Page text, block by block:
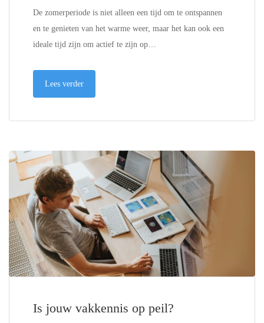
De zomerperiode is niet alleen een tijd om te ontspannen
en te genieten van het warme weer, maar het kan ook een
ideale tijd zijn om actief te zijn op…
Lees verder
Is jouw vakkennis op peil?